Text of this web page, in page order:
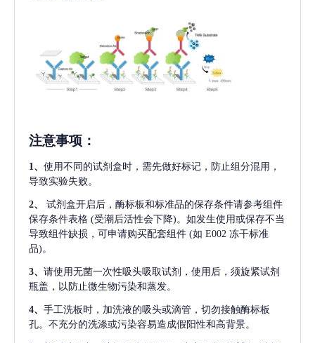
注意事项 ：
1、 使用不同的试剂盒时，需先做好标记，防止组分混用，
导致实验失败。
2、
试剂盒开启后，酶标板和标准品的保存条件请参考组件
保存条件表格 (受潮后活性会下降)。如发生使用或保存不当
导致组件缺损，可申请购买配套组件 (如 E002 冻干标准
品)。
3、 请使用无菌一次性吸头吸取试剂，使用后，须旋紧试剂
瓶盖，以防止微生物污染和蒸发。
4、 手工洗板时，加洗液的吸头或滴管，切勿接触酶标板
孔。不充分的洗涤或污染容易造成假阳性和高背景。